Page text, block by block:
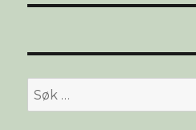
Søk
etter: